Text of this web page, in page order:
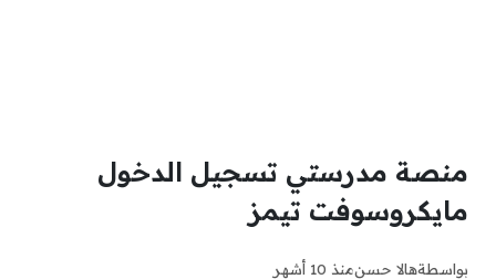
منصة مدرستي تسجيل الدخول
مايكروسوفت تيمز
بواسطةهالا حسنمنذ 10 أشهر